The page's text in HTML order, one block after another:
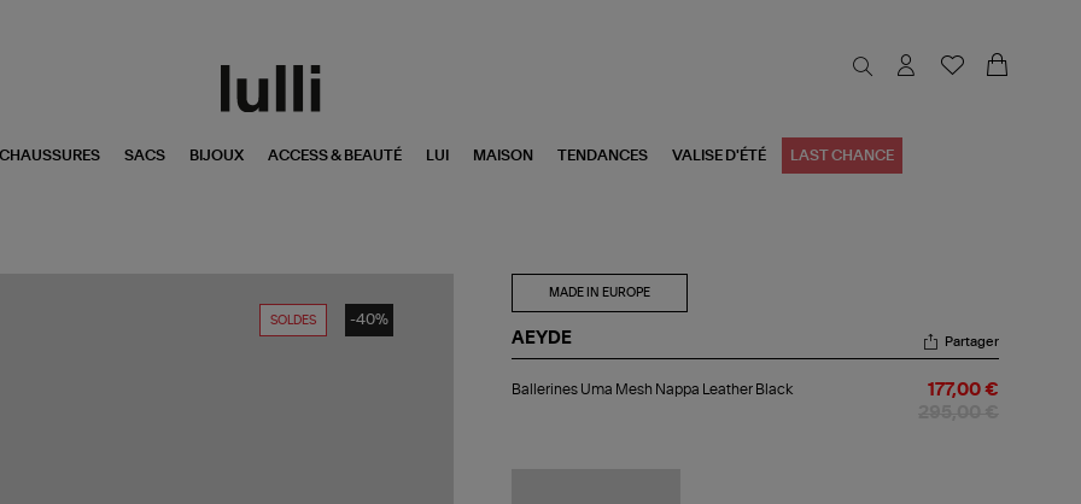
CHAUSSURES SACS BIJOUX ACCESS & BEAUTÉ LUI MAISON TENDANCES VALISE D'ÉTÉ LAST CHANCE
SOLDES -40%
MADE IN EUROPE
AEYDE
Uma
Partager
Ballerines Uma Mesh Nappa Leather Black 177,00 €